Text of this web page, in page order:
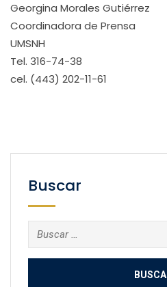
Georgina Morales Gutiérrez
Coordinadora de Prensa
UMSNH
Tel. 316-74-38
cel. (443) 202-11-61
Buscar
Buscar: